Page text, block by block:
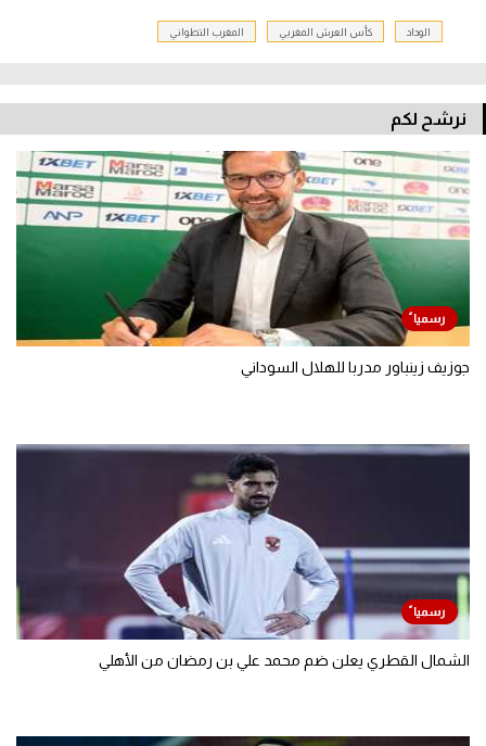
الوداد كأس العرش المغربي المغرب التطواني
نرشح لكم
جوزيف زينباور مدربا للهلال السوداني
الشمال القطري يعلن ضم محمد علي بن رمضان من الأهلي